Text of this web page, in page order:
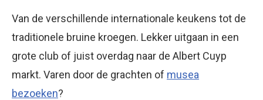
Van de verschillende internationale keukens tot de
traditionele bruine kroegen. Lekker uitgaan in een
grote club of juist overdag naar de Albert Cuyp
markt. Varen door de grachten of musea
bezoeken?